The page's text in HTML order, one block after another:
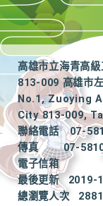
高雄市立海青高
813-009 高雄市
No.1, Zuoying
City 813-009,
聯絡電話
07-
傳真
07-
電子信箱
最後更新
2019-
總瀏覽人次